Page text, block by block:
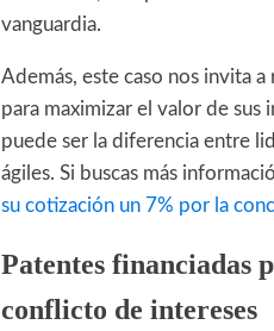
vanguardia.
Además, este caso nos invita
para maximizar el valor de
puede ser la diferencia entre
ágiles. Si buscas más
su cotización un 7% por la
Patentes financiadas
conflicto de intereses